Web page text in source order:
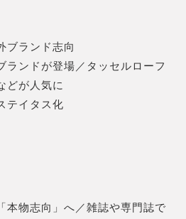
ブランド志向
ランドが登場／タッセルローフ
どが人気に
テイタス化
本物志向」へ／雑誌や専門誌で